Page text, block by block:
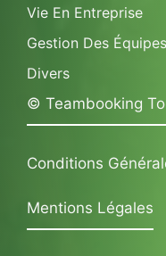
Vie En Entreprise
Gestion Des Équipes
Divers
© Teambooking
Conditions
Mentions Légales